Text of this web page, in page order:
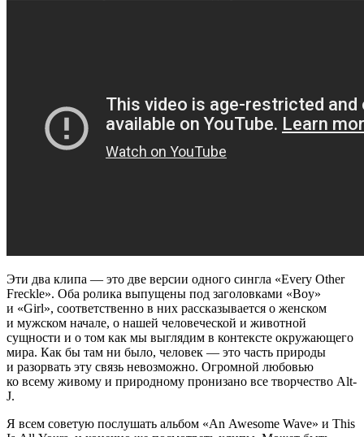
Эти два клипа — это две версии одного сингла «Every Other
Freckle». Оба ролика выпущены под заголовками «Boy»
и «Girl», соответственно в них рассказывается о женском
и мужском начале, о нашей человеческой и животной
сущности и о том как мы выглядим в контексте окружающего
мира. Как бы там ни было, человек — это часть природы
и разорвать эту связь невозможно. Огромной любовью
ко всему живому и природному пронизано все творчество Alt-
J.
Я всем советую послушать альбом «An Awesome Wave» и This